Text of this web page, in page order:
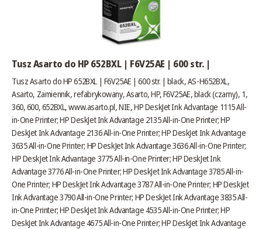
Tusz Asarto do HP 652BXL | F6V25AE | 600 str. |
Tusz Asarto do HP 652BXL | F6V25AE | 600 str. | black, AS-H652BXL,
Asarto, Zamiennik, refabrykowany, Asarto, HP, F6V25AE, black (czarny), 1,
360, 600, 652BXL,www.asarto.pl, NIE, HP DeskJet Ink Advantage 1115 All-
in-One Printer; HP DeskJet Ink Advantage 2135 All-in-One Printer; HP
DeskJet Ink Advantage 2136 All-in-One Printer; HP DeskJet Ink Advantage
3635 All-in-One Printer; HP DeskJet Ink Advantage 3636 All-in-One Printer;
HP DeskJet Ink Advantage 3775 All-in-One Printer; HP DeskJet Ink
Advantage 3776 All-in-One Printer; HP DeskJet Ink Advantage 3785 All-in-
One Printer; HP DeskJet Ink Advantage 3787 All-in-One Printer; HP DeskJet
Ink Advantage 3790 All-in-One Printer; HP DeskJet Ink Advantage 3835 All-
in-One Printer; HP DeskJet Ink Advantage 4535 All-in-One Printer; HP
DeskJet Ink Advantage 4675 All-in-One Printer; HP DeskJet Ink Advantage